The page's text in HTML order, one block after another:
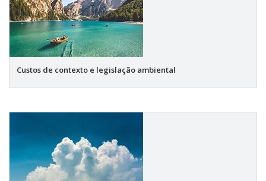
Custos de contexto e legislação ambiental